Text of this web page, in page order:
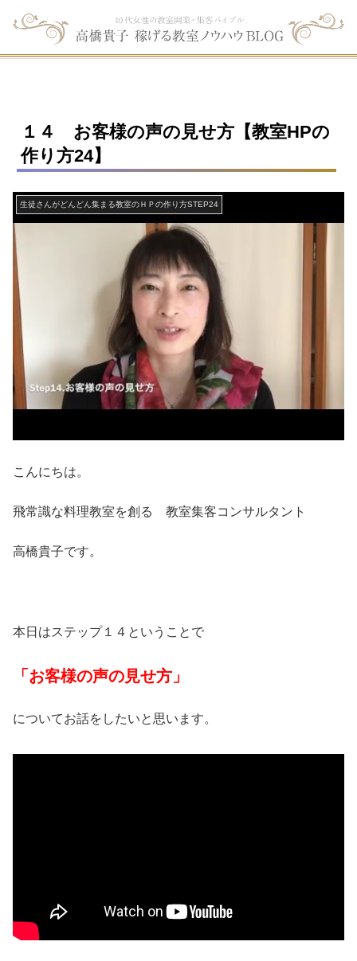
１４ お客様の声の見せ方【教室HPの
作り方24】
生徒さんがどんどん集まる教室のＨＰの作り方STEP24
こんにちは。
飛常識な料理教室を創る 教室集客コンサルタント
高橋貴子です。
本日はステップ１４ということで
「お客様の声の見せ方」
についてお話をしたいと思います。